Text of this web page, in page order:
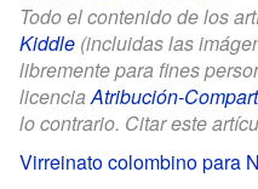
Todo el contenido de los
Kiddle (incluidas las
libremente para fines
licenciaAtribución-
lo contrario. Citar este
Virreinato colombino para